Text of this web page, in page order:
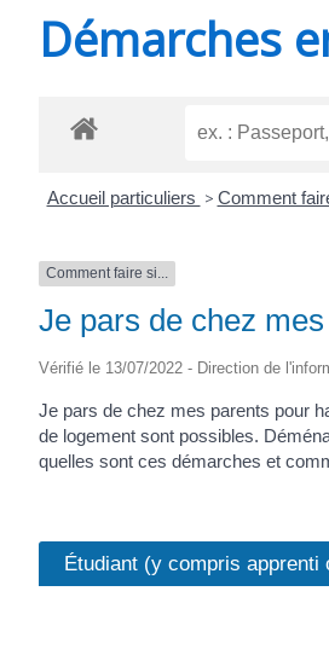
Démarches
Accueil particuliers > Comment
Comment faire si...
Je pars de chez
Vérifié le 13/07/2022 - Direction de
Je pars de chez mes parents pour
de logement sont possibles.
quelles sont ces démarches et
Étudiant (y compris apprenti